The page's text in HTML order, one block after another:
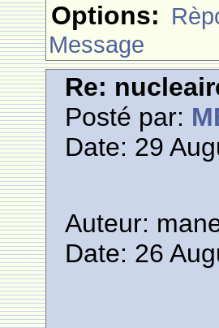
Options:
Message
Re:
Posté par:
Date: 29
Auteur:
Date: 26